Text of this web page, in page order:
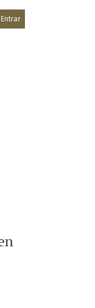
la migración
Entrar